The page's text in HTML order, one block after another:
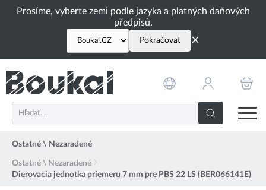
Prosíme, vyberte zemi podle jazyka a platných daňových
předpisů.
Pokračovat ×
Ostatné \ Nezaradené
Ostatné \ Nezaradené
Dierovacia jednotka priemeru 7 mm pre PBS 22 LS (BER066141E)